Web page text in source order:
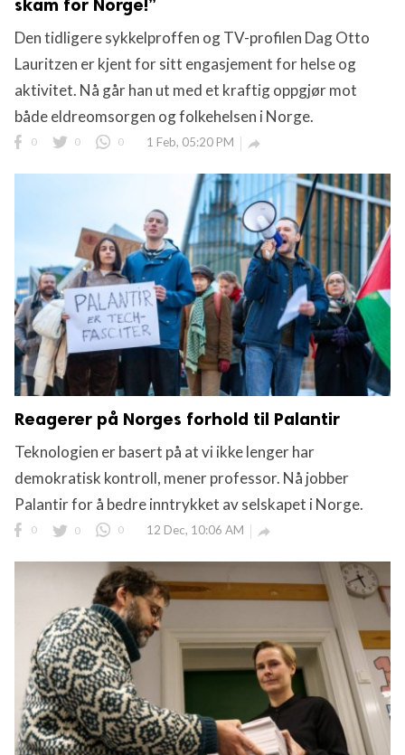
skam for Norge!”
Den tidligere sykkelproffen og TV-profilen Dag Otto
Lauritzen er kjent for sitt engasjement for helse og
aktivitet. Nå går han ut med et kraftig oppgjør mot
både eldreomsorgen og folkehelsen i Norge.
0 0 0 1 Feb, 05:20 PM 
Reagerer på Norges forhold til Palantir
Teknologien er basert på at vi ikke lenger har
demokratisk kontroll, mener professor. Nå jobber
Palantir for å bedre inntrykket av selskapet i Norge.
0 0 0 12 Dec, 10:06 AM 